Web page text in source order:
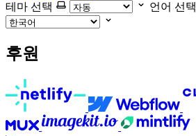
테마 선택
언어 선택
후원